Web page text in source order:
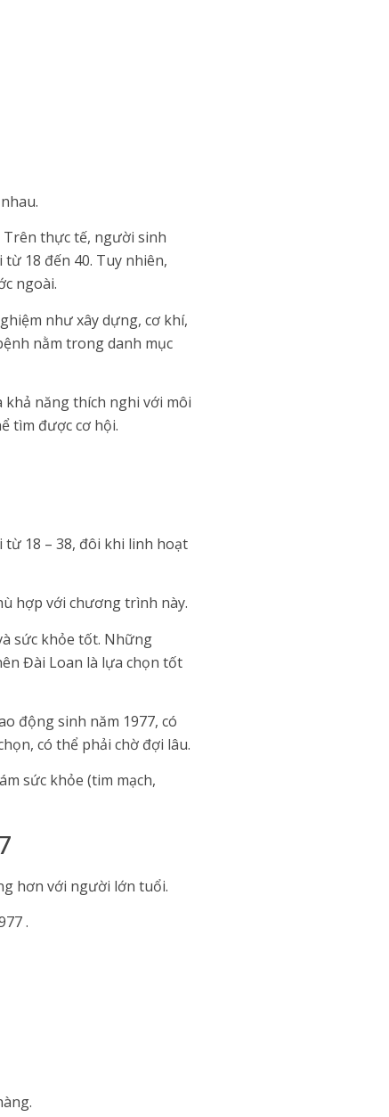
Trên thực tế, người sinh
18 đến 40. Tuy nhiên,
ngoài.
như xây dựng, cơ khí,
nằm trong danh mục
khả năng thích nghi với môi
tìm được cơ hội.
18 – 38, đôi khi linh hoạt
hợp với chương trình này.
sức khỏe tốt. Những
Đài Loan là lựa chọn tốt
động sinh năm 1977, có
có thể phải chờ đợi lâu.
sức khỏe (tim mạch,
hơn với người lớn tuổi.
.